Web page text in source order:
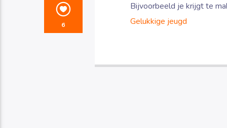
6
Bijvoorbeeld je krijgt te
Gelukkige jeugd